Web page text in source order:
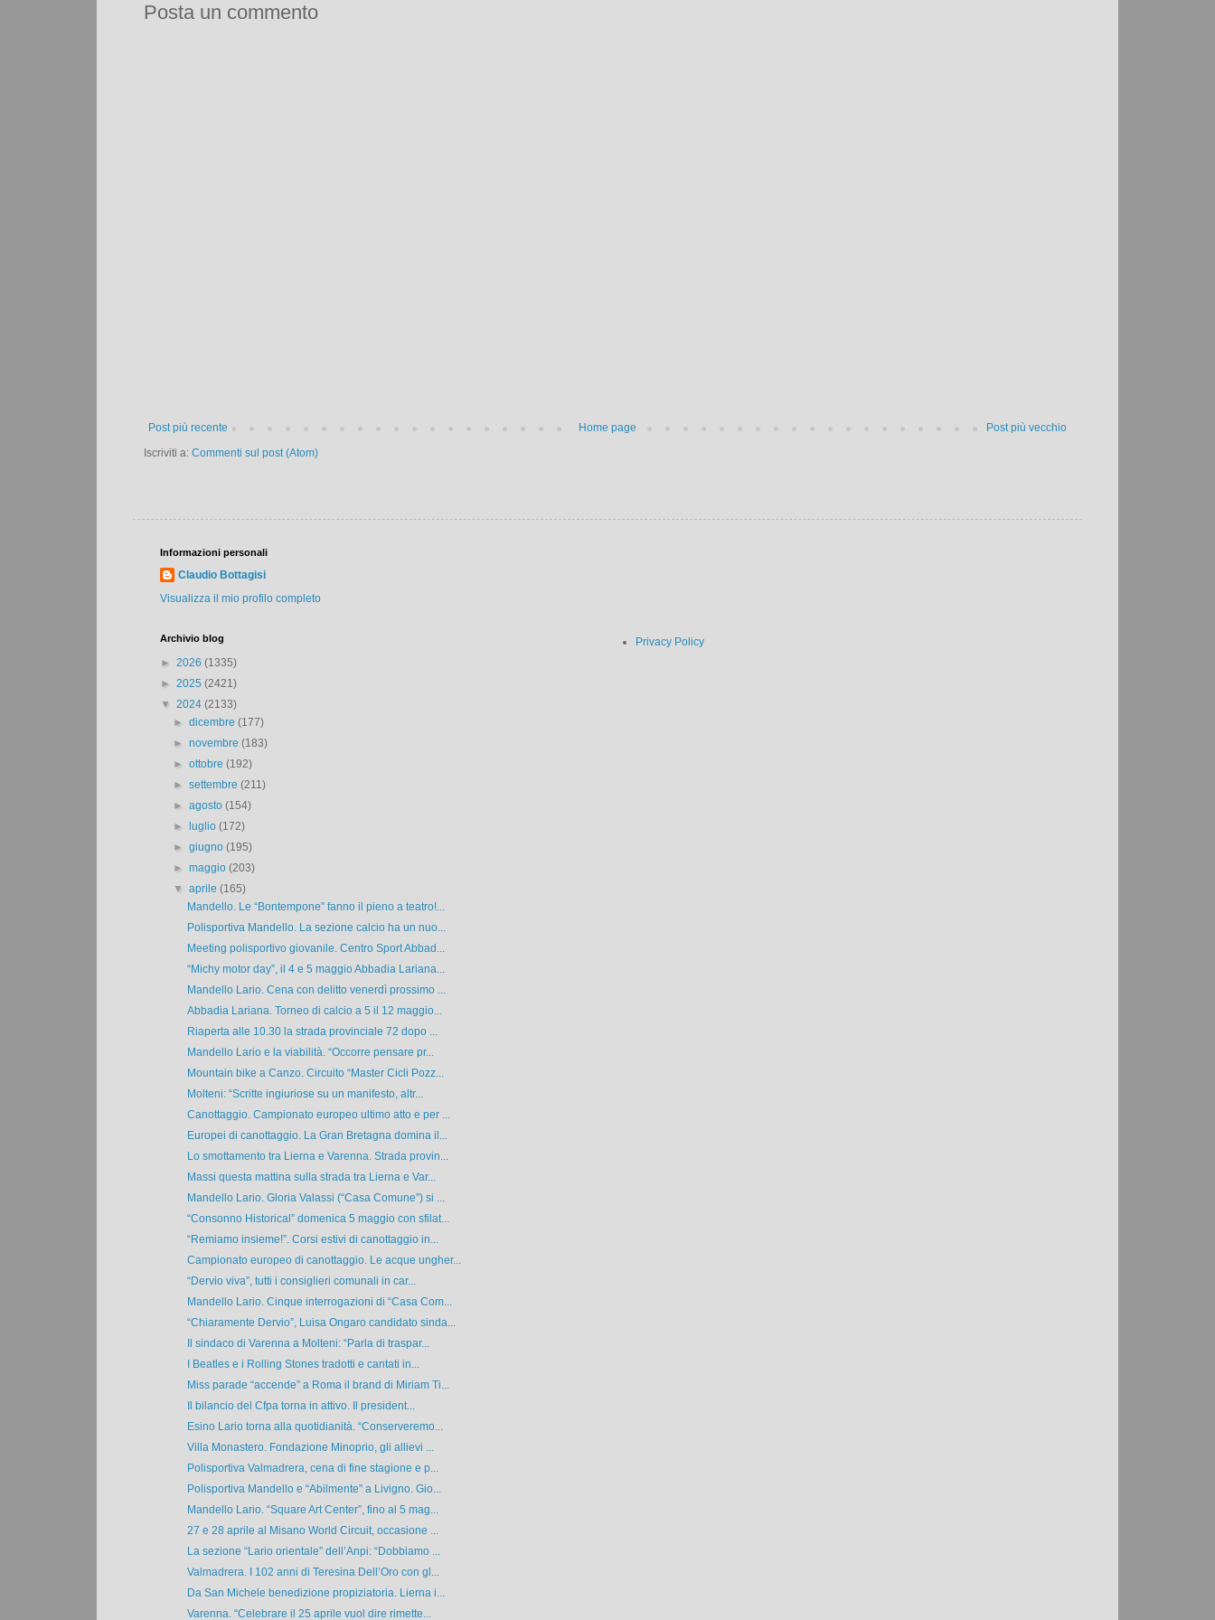
Posta un commento
Post più recente Post più vecchio
Home page
Iscriviti a: Commenti sul post (Atom)
Informazioni personali
Claudio Bottagisi
Visualizza il mio profilo completo
Archivio blog
► 2026 (1335)
► 2025 (2421)
▼ 2024 (2133)
►dicembre(177)
►novembre(183)
►ottobre(192)
►settembre(211)
►agosto(154)
►
luglio(172)
►giugno(195)
►maggio(203)
▼aprile(165)
Mandello. Le “Bontempone” fanno il pieno a teatro!...
Polisportiva Mandello. La sezione calcio ha un nuo...
Meeting polisportivo giovanile. Centro Sport Abbad...
“Michy motor day”, il 4 e 5 maggio Abbadia Lariana...
Mandello Lario. Cena con delitto venerdì prossimo ...
Abbadia Lariana. Torneo di calcio a 5 il 12 maggio...
Riaperta alle 10.30 la strada provinciale 72 dopo ...
Mandello Lario e la viabilità. “Occorre pensare pr...
Mountain bike a Canzo. Circuito “Master Cicli Pozz...
Molteni: “Scritte ingiuriose su un manifesto, altr...
Canottaggio. Campionato europeo ultimo atto e per ...
Europei di canottaggio. La Gran Bretagna domina il...
Lo smottamento tra Lierna e Varenna. Strada provin...
Massi questa mattina sulla strada tra Lierna e Var...
Mandello Lario. Gloria Valassi (“Casa Comune”) si ...
“Consonno Historical” domenica 5 maggio con sfilat...
“Remiamo insieme!”. Corsi estivi di canottaggio in...
Campionato europeo di canottaggio. Le acque ungher...
“Dervio viva”, tutti i consiglieri comunali in car...
Mandello Lario. Cinque interrogazioni di “Casa Com...
“Chiaramente Dervio”, Luisa Ongaro candidato sinda...
Il sindaco di Varenna a Molteni: “Parla di traspar...
I Beatles e i Rolling Stones tradotti e cantati in...
Miss parade “accende” a Roma il brand di Miriam Ti...
Il bilancio del Cfpa torna in attivo. Il president...
Esino Lario torna alla quotidianità. “Conserveremo...
Villa Monastero. Fondazione Minoprio, gli allievi ...
Polisportiva Valmadrera, cena di fine stagione e p...
Polisportiva Mandello e “Abilmente” a Livigno. Gio...
Mandello Lario. “Square Art Center”, fino al 5 mag...
27 e 28 aprile al Misano World Circuit, occasione ...
La sezione “Lario orientale” dell’Anpi: “Dobbiamo ...
Valmadrera. I 102 anni di Teresina Dell’Oro con gl...
Da San Michele benedizione propiziatoria. Lierna i...
Varenna. “Celebrare il 25 aprile vuol dire rimette...
Privacy Policy